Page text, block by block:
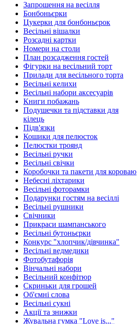
Запрошення на весілля
Бонбоньєрки
Цукерки для бонбоньєрок
Весільні вішалки
Розсадні картки
Номери на столи
План розсадження гостей
Фігурки на весільний торт
Прилади для весільного торта
Весільні келихи
Весільні набори аксесуарів
Книги побажань
Подушечки та підставки для
кілець
Підв'язки
Кошики для пелюсток
Пелюстки троянд
Весільні ручки
Весільні свічки
Коробочки та пакети для короваю
Небесні ліхтарики
Весільні фоторамки
Подарунки гостям на весіллі
Весільні рушники
Свічники
Прикраси шампанського
Весільні бутоньєрки
Конкурс "хлопчик/дівчинка"
Весільні ведмедики
Фотобутафорія
Вінчальні набори
Весільний конфітюр
Скриньки для грошей
Об'ємні слова
Весільні сукні
Акції та знижки
Жувальна гумка "Love is..."